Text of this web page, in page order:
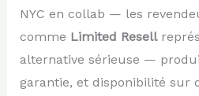
NYC en collab — les
comme Limited Resell
alternative sérieuse —
garantie, et disponibilité sur